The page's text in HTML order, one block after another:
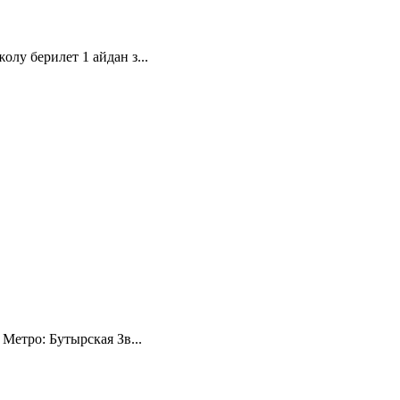
берилет 1 айдан з...
Метро: Бутырская Зв...